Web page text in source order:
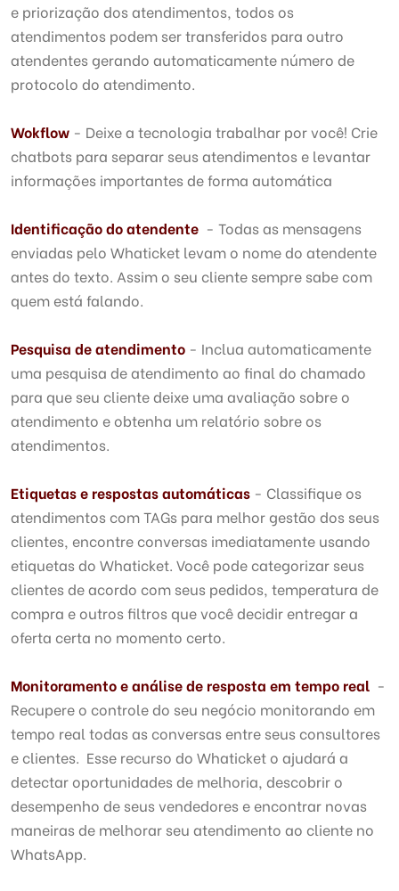
e priorização dos atendimentos, todos os
atendimentos podem ser transferidos para outro
atendentes gerando automaticamente número de
protocolo do atendimento.
Wokflow - Deixe a tecnologia trabalhar por você! Crie
chatbots para separar seus atendimentos e levantar
informações importantes de forma automática
Identificação do atendente - Todas as mensagens
enviadas pelo Whaticket levam o nome do atendente
antes do texto. Assim o seu cliente sempre sabe com
quem está falando.
Pesquisa de atendimento - Inclua automaticamente
uma pesquisa de atendimento ao final do chamado
para que seu cliente deixe uma avaliação sobre o
atendimento e obtenha um relatório sobre os
atendimentos.
Etiquetas e respostas automáticas - Classifique os
atendimentos com TAGs para melhor gestão dos seus
clientes, encontre conversas imediatamente usando
etiquetas do Whaticket. Você pode categorizar seus
clientes de acordo com seus pedidos, temperatura de
compra e outros filtros que você decidir entregar a
oferta certa no momento certo.
Monitoramento e análise de resposta em tempo real -
Recupere o controle do seu negócio monitorando em
tempo real todas as conversas entre seus consultores
e clientes. Esse recurso do Whaticket o ajudará a
detectar oportunidades de melhoria, descobrir o
desempenho de seus vendedores e encontrar novas
maneiras de melhorar seu atendimento ao cliente no
WhatsApp.